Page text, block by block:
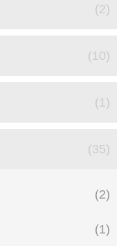
(2)
(10)
(1)
(35)
(2)
(1)